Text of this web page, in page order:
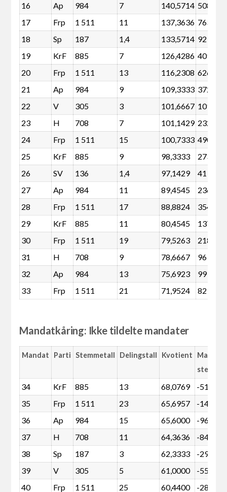
16
Ap 984 7 140,5714 508
17
Frp 1 511 11 137,3636 763
18
Sp 187 1,4 133,5714 92
19
KrF 885 7 126,4286 409
20
Frp 1 511 13 116,2308 626
21
Ap 984 9 109,3333 372
22
V 305 3 101,6667 101
23
H 708 7 101,1429 232
24
Frp 1 511 15 100,7333 490
25
KrF 885 9 98,3333
273
26
SV 136 1,4 97,1429
41
27
Ap 984 11 89,4545
236
28
Frp 1 511 17 88,8824
354
29
KrF 885 11 80,4545
137
30
Frp 1 511 19 79,5263
218
31
H 708 9 78,6667
96
32
Ap 984 13 75,6923
99
33
Frp 1 511 21 71,9524 82
Mandatkåring: Ikke tildelte mandater
Mandat Parti Stemmetall Delingstall Kvotient
Margin
stemmer
34 KrF 885 13 68,0769
-51
35
Frp 1 511 23 65,6957
-144
36
Ap 984 15 65,6000
-96
37
H 708 11 64,3636
-84
38
Sp 187 3 62,3333
-29
39
V 305 5 61,0000
-55
40
Frp 1 511 25 60,4400 -288